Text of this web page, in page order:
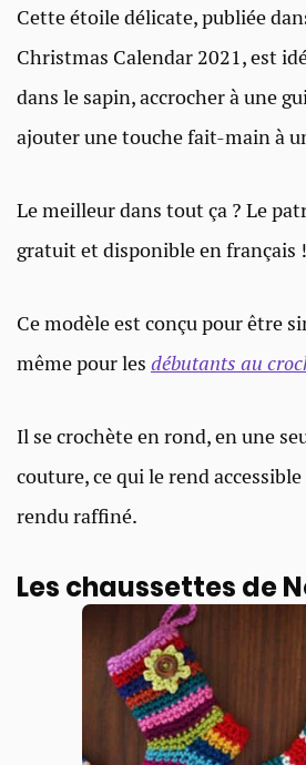
Cette étoile délicate, publiée
Christmas Calendar 2021, est
dans le sapin, accrocher à une
ajouter une touche fait-main à
Le meilleur dans tout ça ? Le
gratuit et disponible en français !
Ce modèle est conçu pour être
même pour les débutants au
Il se crochète en rond, en une
couture, ce qui le rend
rendu raffiné.
Les chaussettes de